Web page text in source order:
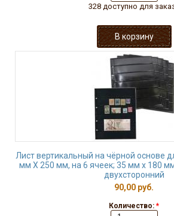
328 доступно для
Лист вертикальный на чёрной основе
мм Х 250 мм, на 6 ячеек; 35 мм х 180
двухсторонний
90,00 руб.
Количество: *